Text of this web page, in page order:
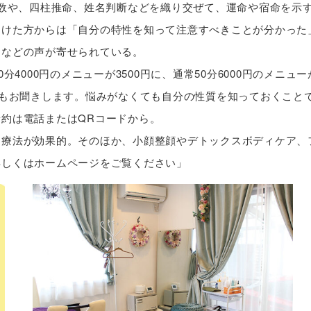
四柱推命、姓名判断などを織り交ぜて、運命や宿命を示す
た方からは「自分の特性を知って注意すべきことが分かった」
どの声が寄せられている。
4000円のメニューが3500円に、通常50分6000円のメニュー
聞きします。悩みがなくても自分の性質を知っておくことで
は電話またはQRコードから。
法が効果的。そのほか、小顔整顔やデトックスボディケア、
くはホームページをご覧ください」